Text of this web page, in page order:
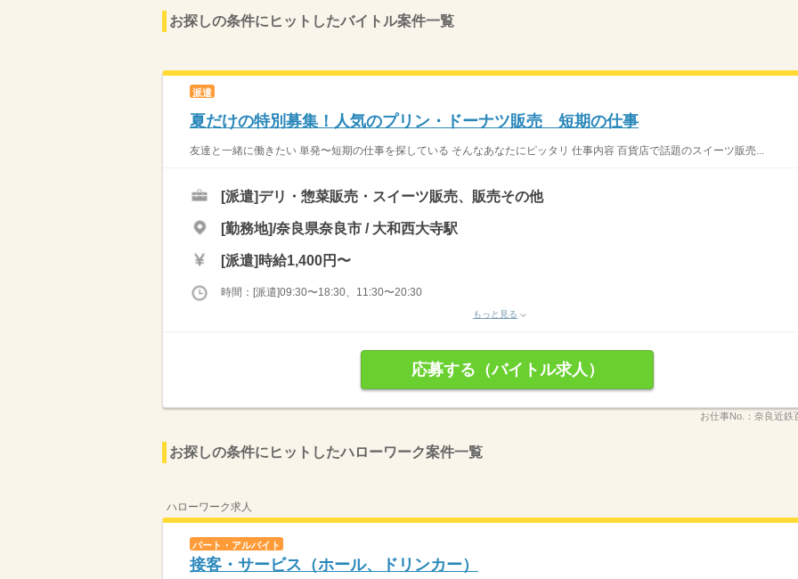
お探しの条件にヒットしたバイトル案件一覧
派遣
夏だけの特別募集！人気のプリン・ドーナツ販売 短期の仕事
友達と一緒に働きたい 単発〜短期の仕事を探している そんなあなたにピッタリ 仕事内容 百貨店で話題のスイーツ販売...
[派遣]デリ・惣菜販売・スイーツ販売、販売その他
[勤務地]/奈良県奈良市 / 大和西大寺駅
[派遣] 時給1,400円〜
時間：[派遣]09:30〜18:30、11:30〜20:30
もっと見る
応募する（バイトル求人）
お仕事No.： 奈良近鉄
お探しの条件にヒットしたハローワーク案件一覧
ハローワーク求人
パート・アルバイト
接客・サービス（ホール、ドリンカー）